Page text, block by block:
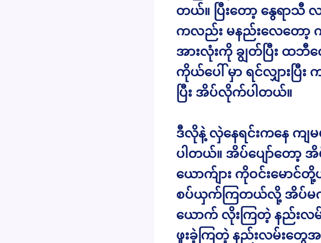
တယ်။ ပြီးတော့ နွေရာသီ
ကလည်း မနည်းလေတော့
အားလုံးကို ချွတ်ပြီး ထ
ကိုယ်ပေါ် မှာ ရင်လျှားပြီး
ပြီး အိပ်လိုက်ပါတယ်။
ဒီလိုနဲ့ လှဲနေရင်းကနေ ကျမ
ပါတယ်။ အိပ်ပျော်တော့
ယောက်ျား ကိုဝင်းမောင်
စပ်ယှက်ကြတယ်လို့ အိပ်မ
ယောက် လိုးကြတဲ့ နည်းလ
ဖူးခဲ့ကြတဲ့ နည်းလမ်းတွေအ